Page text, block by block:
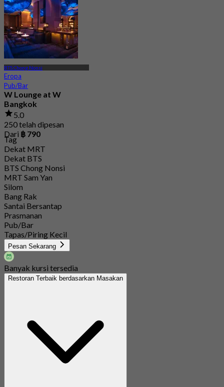
BTS Chong Nonsi
Eropa
Pub/Bar
W Lounge at W
Bangkok
5.0
250 telah dipesan
Dari ฿ 790
Tag
Dekat MRT
Dekat BTS
BTS Chong Nonsi
MRT Sam Yan
Silom
Bang Rak
Santai Bersantap
Prasmanan
Pub/Bar
Tapas/Piring Kecil
Pesan Sekarang
Banyak kursi tersedia
Restoran Terbaik berdasarkan Masakan